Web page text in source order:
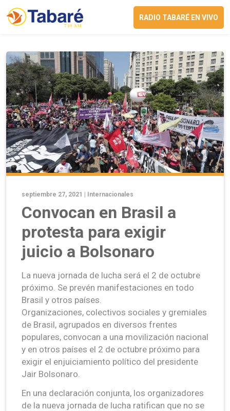
RADIO TABARÉ EN VIVO
septiembre 27, 2021 | Internacionales
Convocan en Brasil a
protesta para exigir
juicio a Bolsonaro
La nueva jornada de lucha será el 2 de octubre
próximo. Se prevén manifestaciones en todo
Brasil y otros países.
Organizaciones, colectivos sociales y gremiales
de Brasil, agrupados en diversos frentes
populares, convocan a una movilización nacional
y en otros países el 2 de octubre próximo para
exigir el enjuiciamiento político del presidente
Jair Bolsonaro.
En una declaración conjunta, los organizadores
de la nueva jornada de lucha ratifican que no se